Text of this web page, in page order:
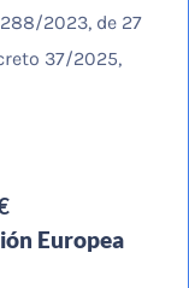
2023, de 27
37/2025,
Europea